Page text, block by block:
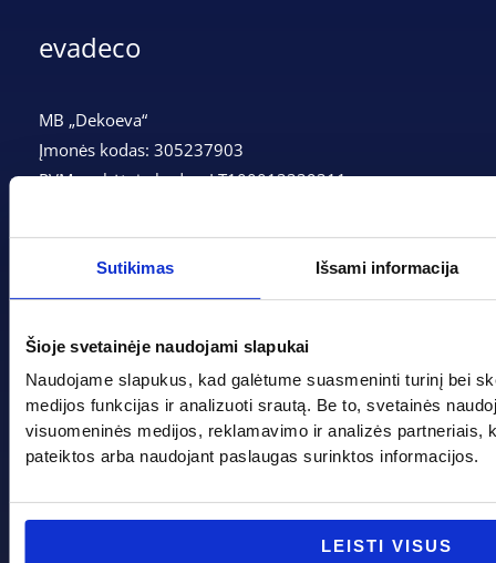
Sutikimas Išsami informacija
Šioje svetainėje naudojami slapukai
Naudojame slapukus, kad galėtume suasmeninti turinį bei
medijos funkcijas ir analizuoti srautą. Be to, svetainės
visuomeninės medijos, reklamavimo ir analizės partneriais,
pateiktos arba naudojant paslaugas surinktos informacijos.
LEISTI VISUS
evadeco
MB „Dekoeva“
Įmonės kodas: 305237903
PVM mokėtojo kodas: LT100013339311
Telefonas:+370 662 41046
+370 662 41046
info@evadeco.net
Pagal progą Pagalba
Apie mus